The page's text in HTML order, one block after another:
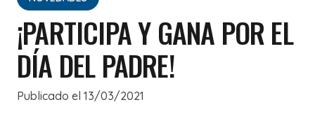
¡PARTICIPA Y GANA POR EL
DÍA DEL PADRE!
Publicado el 13/03/2021